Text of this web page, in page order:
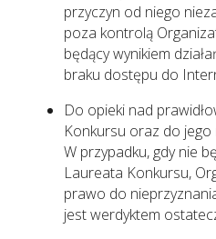
przyczyn od niego
poza kontrolą
będący wynikiem
braku dostępu do
Do opieki nad
Konkursu oraz do jego
W przypadku, gdy nie
Laureata Konkursu,
prawo do
jest werdyktem